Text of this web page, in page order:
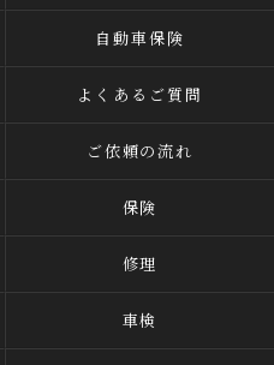
自動車保険
よくあるご質問
ご依頼の流れ
保険
修理
車検